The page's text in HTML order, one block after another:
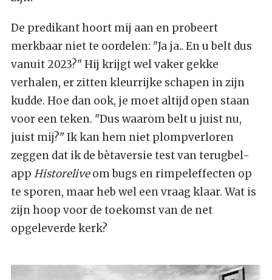
De predikant hoort mij aan en probeert
merkbaar niet te oordelen: "Ja ja.. En u belt dus
vanuit 2023?" Hij krijgt wel vaker gekke
verhalen, er zitten kleurrijke schapen in zijn
kudde. Hoe dan ook, je moet altijd open staan
voor een teken. "Dus waarom belt u juist nu,
juist mij?" Ik kan hem niet plompverloren
zeggen dat ik de bètaversie test van terugbel-
app Historeliveom bugs en rimpeleffecten op
te sporen, maar heb wel een vraag klaar. Wat is
zijn hoop voor de toekomst van de net
opgeleverde kerk?